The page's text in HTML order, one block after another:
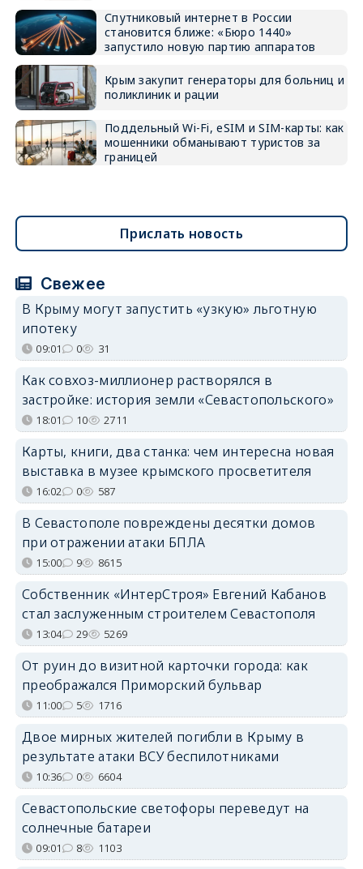
Спутниковый интернет в России
становится ближе: «Бюро 1440»
запустило новую партию аппаратов
Крым закупит генераторы для больниц и
поликлиник и рации
Поддельный Wi-Fi, eSIM и SIM-карты: как
мошенники обманывают туристов за
границей
Прислать новость
Свежее
В Крыму могут запустить «узкую» льготную
ипотеку
09:01 0 31
Как совхоз-миллионер растворялся в
застройке: история земли «Севастопольского»
18:01 10 2711
Карты, книги, два станка: чем интересна новая
выставка в музее крымского просветителя
16:02 0 587
В Севастополе повреждены десятки домов
при отражении атаки БПЛА
15:00 9 8615
Собственник «ИнтерСтроя» Евгений Кабанов
стал заслуженным строителем Севастополя
13:04 29 5269
От руин до визитной карточки города: как
преображался Приморский бульвар
11:00 5 1716
Двое мирных жителей погибли в Крыму в
результате атаки ВСУ беспилотниками
10:36 0 6604
Севастопольские светофоры переведут на
солнечные батареи
09:01 8 1103